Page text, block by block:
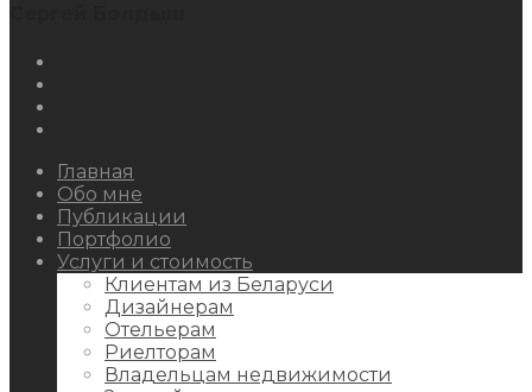
Главная
Обо мне
Публикации
Портфолио
Услуги и стоимость
Клиентам из Беларуси
Дизайнерам
Отельерам
Риелторам
Владельцам недвижимости